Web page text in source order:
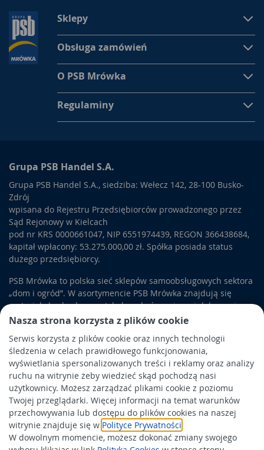
Nasza strona korzysta z plików cookie
Serwis korzysta z plików cookie oraz innych technologii
śledzenia w celach prawidłowego funkcjonowania,
wyświetlania spersonalizowanych treści i reklamy oraz analizy
ruchu na witrynie żeby wiedzieć skąd pochodzą nasi
użytkownicy. Możesz zarządzać plikami cookie z poziomu
Twojej przeglądarki. Więcej informacji na temat warunków
przechowywania lub dostępu do plików cookies na naszej
witrynie znajduje się w Polityce Prywatności
W dowolnym momencie, możesz dokonać zmiany swojego
Sklepy
Obsługa zamówień
O PSB Mrówka
Regulaminy
Grupa PSB Handel S.A.
Grupa PSB Handel S.A., siedziba: Wełecz 142, 28-100 Busko-
Zdrój
wpisana do Rejestru Przedsiębiorców prowadzonego przez
Sąd Rejonowy w Kielcach
pod nr KRS 0000661047, NIP 6551974439, REGON 366438684,
kapitał wpłacony: 53.275.000,00 zł. Spółka posiada status
dużego przedsiębiorcy.
PSB Mrówka to polska sieć sklepów samoobsługowych sektora
„dom i ogród”. W asortymencie PSB Mrówka znajdują się
materiały budowlane, artykuły wykończeniowe i dekoracyjne,
wyposażenie łazienek i kuchni, elektronarzędzia, a także
artykuły związane z ogrodem i otoczeniem domu.
Obowiązek informacyjny
Polityka prywatności
Polityka Cookies
Odbiór zużytego sprzętu
Wspierają nas: